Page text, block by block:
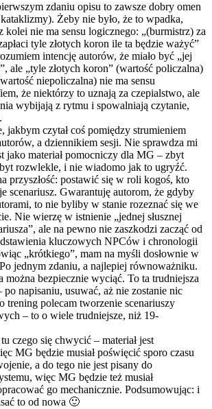
zdaniu opisu to zawsze dobry omen
Żeby nie było, że to wpadka,
kolei nie ma sensu logicznego: „(burmistrz) za
tyle złotych koron ile ta będzie ważyć”
intencję autorów, że miało być „jej
ale „tyle złotych koron” (wartość policzalna)
niepoliczalna) nie ma sensu
że niektórzy to uznają za czepialstwo, ale
wybijają z rytmu i spowalniają czytanie,
jakbym czytał coś pomiędzy strumieniem
a dziennikiem sesji. Nie sprawdza mi
jako materiał pomocniczy dla MG – zbyt
rozwlekle, i nie wiadomo jak to ugryźć.
przyszłość: postawić się w roli kogoś, kto
scenariusz. Gwarantuję autorom, że gdyby
to nie byliby w stanie rozeznać się we
Nie wierzę w istnienie „jednej słusznej
ale na pewno nie zaszkodzi zacząć od
kluczowych NPCów i chronologii
„krótkiego”, mam na myśli dosłownie w
jednym zdaniu, a najlepiej równoważniku.
można bezpiecznie wyciąć. To ta trudniejsza
po napisaniu, usuwać, aż nie zostanie nic
trening polecam tworzenie scenariuszy
– to o wiele trudniejsze, niż 19-
czego się chwycić – materiał jest
MG będzie musiał poświęcić sporo czasu
a do tego nie jest pisany do
więc MG będzie też musiał
go mechanicznie. Podsumowując: i
to od nowa 🙂